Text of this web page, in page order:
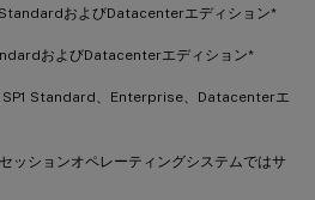
およびDatacenterエディション*
およびDatacenterエディション*
Standard、Enterprise、Datacenterエ
ッションオペレーティングシステムではサ